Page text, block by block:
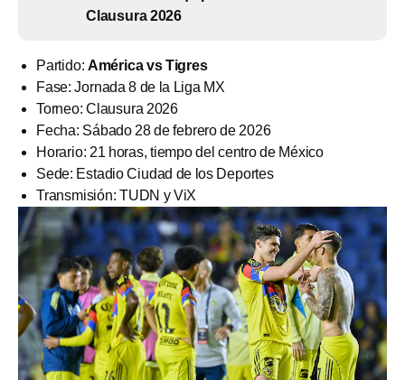
Clausura 2026
Partido: América vs Tigres
Fase: Jornada 8 de la Liga MX
Torneo: Clausura 2026
Fecha: Sábado 28 de febrero de 2026
Horario: 21 horas, tiempo del centro de México
Sede: Estadio Ciudad de los Deportes
Transmisión: TUDN y ViX